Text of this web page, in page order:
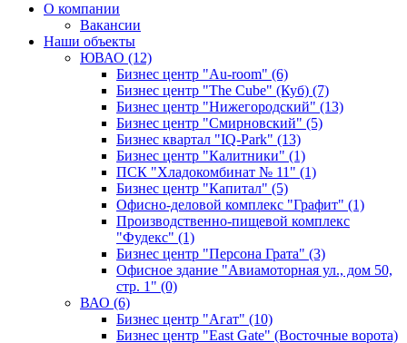
О компании
Вакансии
Наши объекты
ЮВАО (12)
Бизнес центр "Au-room" (6)
Бизнес центр "The Cube" (Куб) (7)
Бизнес центр "Нижегородский" (13)
Бизнес центр "Смирновский" (5)
Бизнес квартал "IQ-Park" (13)
Бизнес центр "Калитники" (1)
ПСК "Хладокомбинат № 11" (1)
Бизнес центр "Капитал" (5)
Офисно-деловой комплекс "Графит" (1)
Производственно-пищевой комплекс
"Фудекс" (1)
Бизнес центр "Персона Грата" (3)
Офисное здание "Авиамоторная ул., дом 50,
стр. 1" (0)
ВАО (6)
Бизнес центр "Агат" (10)
Бизнес центр "East Gate" (Восточные ворота)